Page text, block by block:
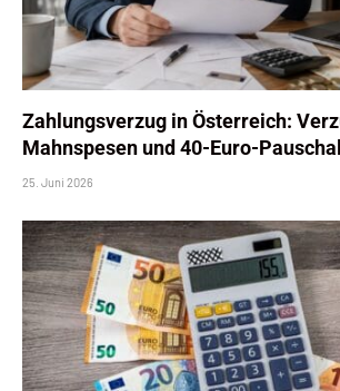
Zahlungsverzug in Österreich:
Mahnspesen und 40-Euro-
25. Juni 2026